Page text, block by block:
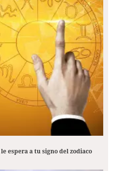
espera a tu signo del zodiaco